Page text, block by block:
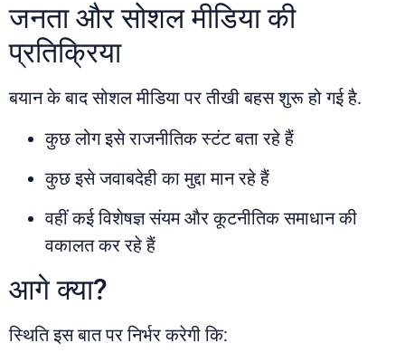
जनता और सोशल मीडिया की
प्रतिक्रिया
बयान के बाद सोशल मीडिया पर तीखी बहस शुरू हो गई है.
कुछ लोग इसे राजनीतिक स्टंट बता रहे हैं
कुछ इसे जवाबदेही का मुद्दा मान रहे हैं
वहीं कई विशेषज्ञ संयम और कूटनीतिक समाधान की
वकालत कर रहे हैं
आगे क्या?
स्थिति इस बात पर निर्भर करेगी कि: